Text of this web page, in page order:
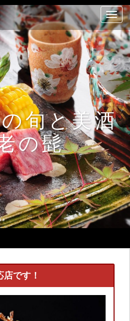
T
o
g
g
l
e
n
a
v
i
g
a
t
i
o
n
旬と美酒
の髭
です！